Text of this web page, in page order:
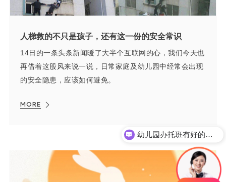
人梯救的不只是孩子，还有这一份的安全常识
​14日的一条头条新闻暖了大半个互联网的心，我们今天也
再借着这股风来说一说，日常家庭及幼儿园中经常会出现
的安全隐患，应该如何避免。
MORE
欢迎您长期潜水、考查我们。